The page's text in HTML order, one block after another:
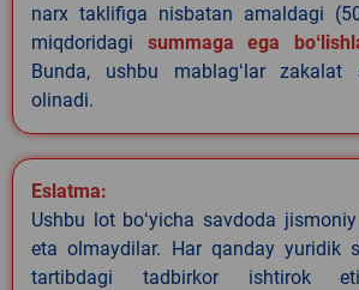
narx taklifiga nisbatan amaldagi
miqdoridagi summaga ega
Bunda, ushbu mablagʻlar zakalat
olinadi.
Eslatma:
Ushbu lot boʻyicha savdoda
eta olmaydilar. Har qanday yuridik
tartibdagi tadbirkor ishtirok